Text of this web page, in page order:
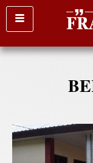
Skip
to